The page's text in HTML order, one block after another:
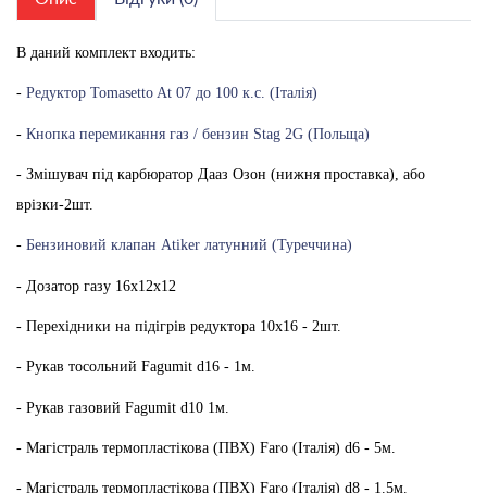
В даний комплект входить:
- Редуктор Tomasetto At 07 до 100 к.с. (Італія)
- Кнопка перемикання газ / бензин Stag 2G (Польща)
- Змішувач під карбюратор Дааз Озон (нижня проставка), або
врізки-2шт.
- Бензиновий клапан Atiker латунний (Туреччина)
- Дозатор газу 16х12х12
- Перехідники на підігрів редуктора 10х16 - 2шт.
- Рукав тосольний Fagumit d16 - 1м.
- Рукав газовий Fagumit d10 1м.
- Магістраль термопластікова (ПВХ) Faro (Італія) d6 - 5м.
- Магістраль термопластікова (ПВХ) Faro (Італія) d8 - 1.5м.